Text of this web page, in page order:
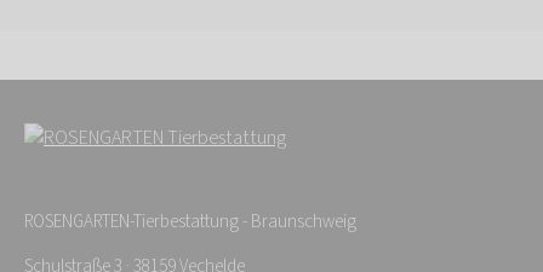
ROSENGARTEN-Tierbestattung - Braunschweig
Schulstraße 3 · 38159 Vechelde